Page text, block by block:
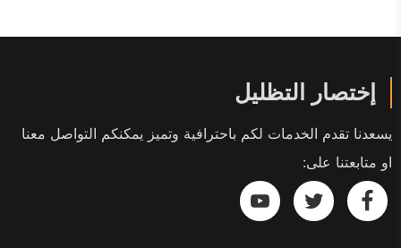
إختصار التظليل
يسعدنا تقدم الخدمات لكم باحترافية وتميز يمكنكم التواصل معنا
او متابعتنا على:
تابعنا تابعنا تابعنا